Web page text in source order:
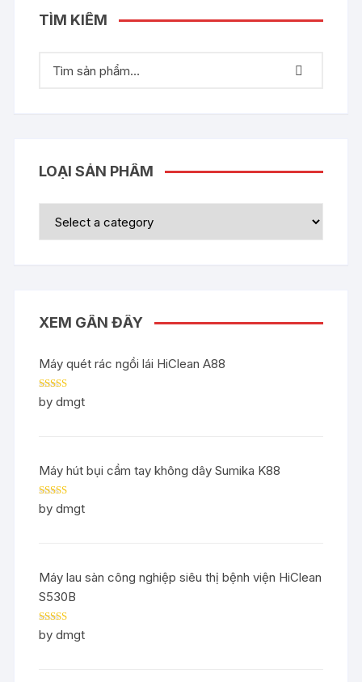
TÌM KIẾM
LOẠI SẢN PHẨM
XEM GẦN ĐÂY
Máy quét rác ngồi lái HiClean A88
Rated5out
of 5
by dmgt
Máy hút bụi cầm tay không dây Sumika K88
Rated5out
of 5
by dmgt
Máy lau sàn công nghiệp siêu thị bệnh viện HiClean
S530B
Rated5out
of 5
by dmgt